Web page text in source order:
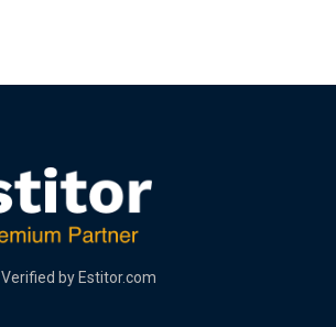
Verified by Estitor.com